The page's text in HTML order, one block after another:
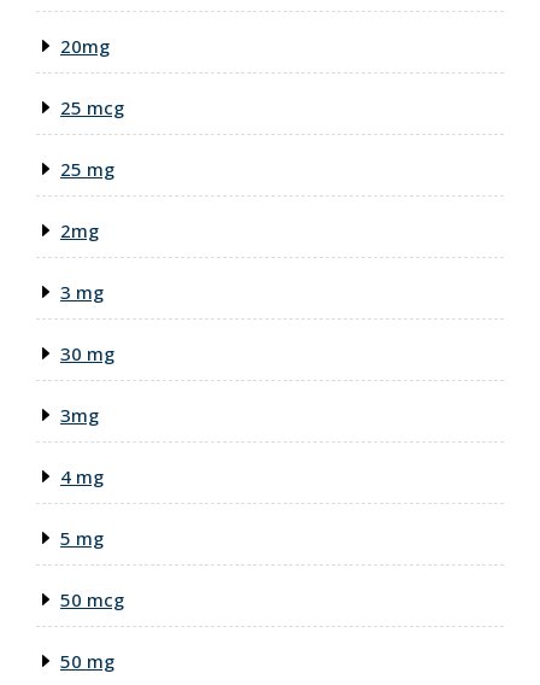
20mg
25 mcg
25 mg
2mg
3 mg
30 mg
3mg
4 mg
5 mg
50 mcg
50 mg